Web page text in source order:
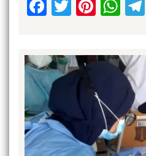
Facebook
Twitter